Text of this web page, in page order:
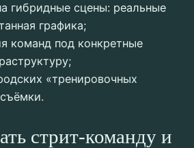
гибридные сцены: реальные
графика;
команд под конкретные
«тренировочных
стрит-команду и